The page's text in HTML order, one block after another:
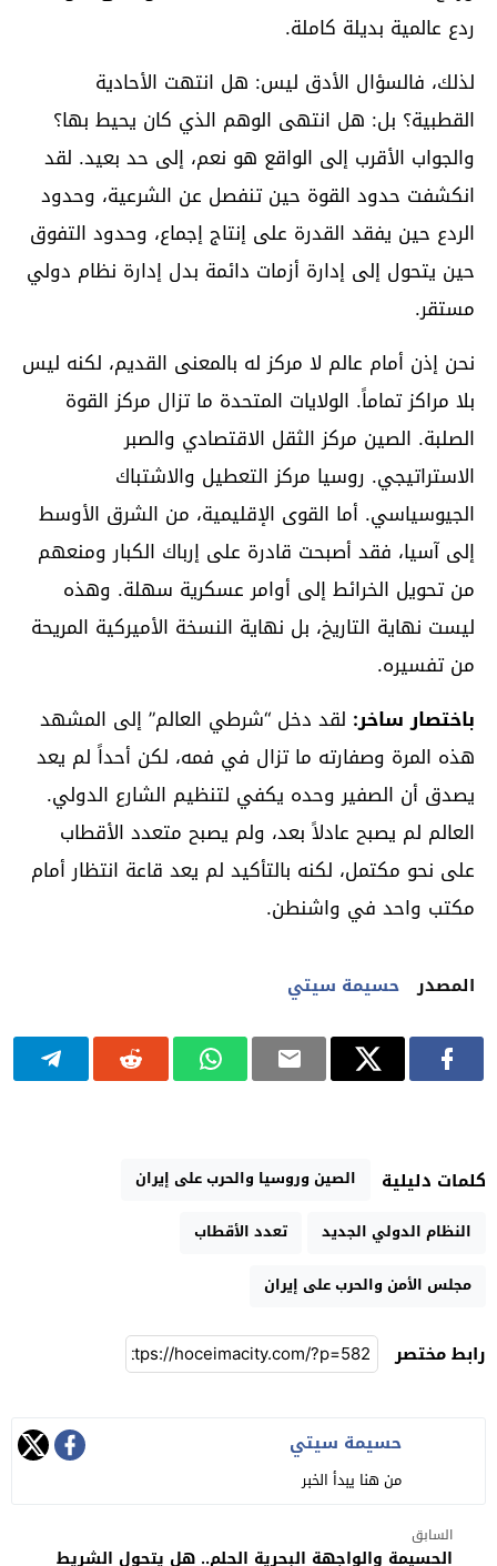
ردع عالمية بديلة كاملة.
لذلك، فالسؤال الأدق ليس: هل انتهت الأحادية
القطبية؟ بل: هل انتهى الوهم الذي كان يحيط بها؟
والجواب الأقرب إلى الواقع هو نعم، إلى حد بعيد. لقد
انكشفت حدود القوة حين تنفصل عن الشرعية، وحدود
الردع حين يفقد القدرة على إنتاج إجماع، وحدود التفوق
حين يتحول إلى إدارة أزمات دائمة بدل إدارة نظام دولي
مستقر.
نحن إذن أمام عالم لا مركز له بالمعنى القديم، لكنه ليس
بلا مراكز تماماً. الولايات المتحدة ما تزال مركز القوة
الصلبة. الصين مركز الثقل الاقتصادي والصبر
الاستراتيجي. روسيا مركز التعطيل والاشتباك
الجيوسياسي. أما القوى الإقليمية، من الشرق الأوسط
إلى آسيا، فقد أصبحت قادرة على إرباك الكبار ومنعهم
من تحويل الخرائط إلى أوامر عسكرية سهلة. وهذه
ليست نهاية التاريخ، بل نهاية النسخة الأميركية المريحة
من تفسيره.
باختصار ساخر: لقد دخل “شرطي العالم” إلى المشهد
هذه المرة وصفارته ما تزال في فمه، لكن أحداً لم يعد
يصدق أن الصفير وحده يكفي لتنظيم الشارع الدولي.
العالم لم يصبح عادلاً بعد، ولم يصبح متعدد الأقطاب
على نحو مكتمل، لكنه بالتأكيد لم يعد قاعة انتظار أمام
مكتب واحد في واشنطن.
المصدر حسيمة سيتي
كلمات دليلية
الصين وروسيا والحرب على إيران
النظام الدولي الجديد
تعدد الأقطاب
مجلس الأمن والحرب على إيران
رابط مختصر
حسيمة سيتي
من هنا يبدأ الخبر
السابق
الحسيمة والواجهة البحرية الحلم.. هل يتحول الشريط